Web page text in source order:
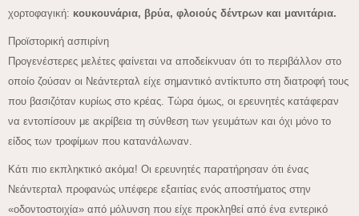
χορτοφαγική: κουκουνάρια, βρύα, φλοιούς δέντρων και μανιτάρια.
Προϊστορική ασπιρίνη
Προγενέστερες μελέτες φαίνεται να αποδείκνυαν ότι το περιβάλλον στο
οποίο ζούσαν οι Νεάντερταλ είχε σημαντικό αντίκτυπο στη διατροφή τους
που βασιζόταν κυρίως στο κρέας. Τώρα όμως, οι ερευνητές κατάφεραν
να εντοπίσουν με ακρίβεια τη σύνθεση των γευμάτων και όχι μόνο το
είδος των τροφίμων που κατανάλωναν.
Κάτι πιο εκπληκτικό ακόμα! Οι ερευνητές παρατήρησαν ότι ένας
Νεάντερταλ προφανώς υπέφερε εξαιτίας ενός αποστήματος στην
«οδοντοστοιχία» από μόλυνση που είχε προκληθεί από ένα εντερικό